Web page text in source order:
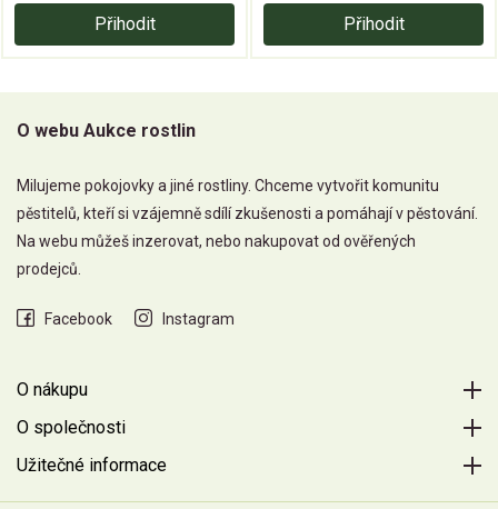
Přihodit Přihodit
O webu Aukce rostlin
Milujeme pokojovky a jiné rostliny. Chceme vytvořit komunitu
pěstitelů, kteří si vzájemně sdílí zkušenosti a pomáhají v pěstování.
Na webu můžeš inzerovat, nebo nakupovat od ověřených
prodejců.
Facebook Instagram
O nákupu
O společnosti
Užitečné informace